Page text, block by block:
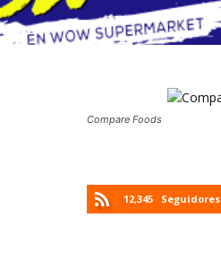
Compare Foods
12,345 Seguidores